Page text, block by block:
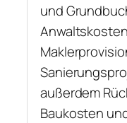
und
außerdem
Baukosten